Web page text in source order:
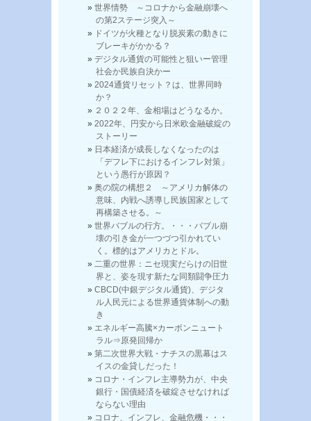
世界情勢 ～コロナから金融崩壊へ
の第2ステージ突入～
ドイツが火種となり脱炭素の動きに
ブレーキがかかる？
デジタル通貨の可能性と狙いー管理
社会か民族自決かー
2024通貨リセット？は、世界同時
か？
２０２２年、金相場はどうなるか。
2022年、円安から日米欧金融破綻の
ストーリー
日本経済が成長しなくなったのは
「デフレ下におけるインフレ対策」
という愚行が原因？
奥の院の構想２ ～アメリカ解体の
意味、内戦へ誘導し民族国家として
再構築させる。～
世界バブルの行方。・・・バブル崩
壊の引き金が一つづつ引かれてい
く。標的はアメリカとドル。
二重の世界：ニセ現実だらけの旧世
界と、姿を現す新たな同類闘争圧力
CBCD(中銀デジタル通貨)、デジタ
ル人民元による世界通貨体制への動
き
エネルギー高騰×カーボンニュート
ラル⇒原発回帰か
第二次世界大戦・ナチスの黒幕はス
イスの金貸しだった！
コロナ・インフレ主導勢力が、中央
銀行・国債経済を破綻させなければ
ならない理由
コロナ、インフレ、金融危機・・・